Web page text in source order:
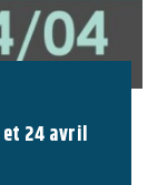
et 24 avril